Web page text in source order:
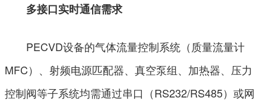
多接口实时通信需求
PECVD设备的气体流量控制系统（质量流量计
MFC）、射频电源匹配器、真空泵组、加热器、压力
控制阀等子系统均需通过串口（RS232/RS485）或网